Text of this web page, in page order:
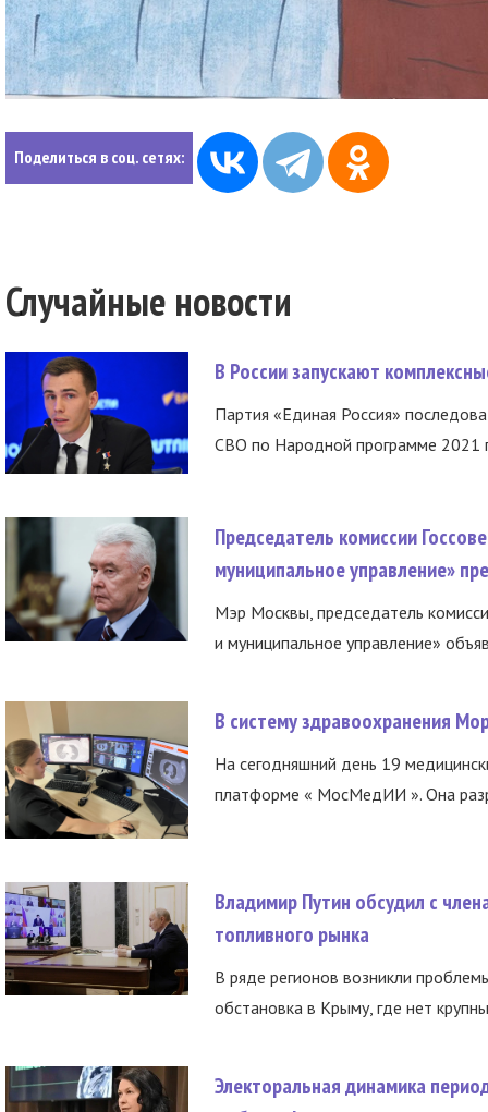
Поделиться в соц. сетях:
Случайные новости
В России запускают
Партия «Единая Россия»
СВО по Народной программе 2021
Председатель комиссии
муниципальное управление»
Мэр Москвы, председатель
и муниципальное управление»
В систему здравоохранения
На сегодняшний день 19
платформе « МосМедИИ ». Она
Владимир Путин обсудил с
топливного рынка
В ряде регионов возникли
обстановка в Крыму, где нет
Электоральная динамика